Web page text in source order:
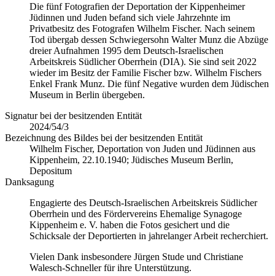
Die fünf Fotografien der Deportation der Kippenheimer
Jüdinnen und Juden befand sich viele Jahrzehnte im
Privatbesitz des Fotografen Wilhelm Fischer. Nach seinem
Tod übergab dessen Schwiegersohn Walter Munz die Abzüge
dreier Aufnahmen 1995 dem Deutsch-Israelischen
Arbeitskreis Südlicher Oberrhein (DIA). Sie sind seit 2022
wieder im Besitz der Familie Fischer bzw. Wilhelm Fischers
Enkel Frank Munz. Die fünf Negative wurden dem Jüdischen
Museum in Berlin übergeben.
Signatur bei der besitzenden Entität
2024/54/3
Bezeichnung des Bildes bei der besitzenden Entität
Wilhelm Fischer, Deportation von Juden und Jüdinnen aus
Kippenheim, 22.10.1940; Jüdisches Museum Berlin,
Depositum
Danksagung
Engagierte des Deutsch-Israelischen Arbeitskreis Südlicher
Oberrhein und des Fördervereins Ehemalige Synagoge
Kippenheim e. V. haben die Fotos gesichert und die
Schicksale der Deportierten in jahrelanger Arbeit recherchiert.
Vielen Dank insbesondere Jürgen Stude und Christiane
Walesch-Schneller für ihre Unterstützung.